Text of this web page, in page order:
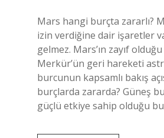
Mars hangi burçta zararlı?
izin verdiğine dair işaretler
gelmez. Mars’ın zayıf
Merkür’ün geri hareketi
burcunun kapsamlı bakış
burçlarda zararda? Güneş
güçlü etkiye sahip olduğu